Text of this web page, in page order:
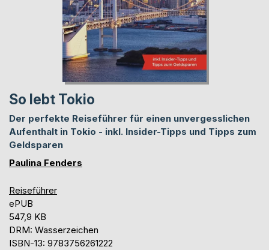
So lebt Tokio
Der perfekte Reiseführer für einen unvergesslichen
Aufenthalt in Tokio - inkl. Insider-Tipps und Tipps zum
Geldsparen
Paulina Fenders
Reiseführer
ePUB
547,9 KB
DRM: Wasserzeichen
ISBN-13: 9783756261222